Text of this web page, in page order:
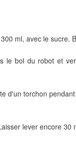
ml, avec le sucre.
le bol du robot et
d'un torchon
lever encore 30